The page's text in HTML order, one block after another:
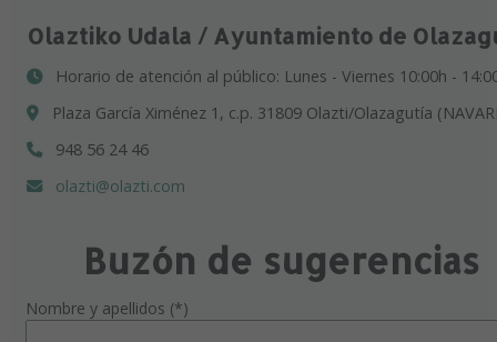
Olaztiko Udala / Ayuntamiento de
Horario de atención al público: Lunes - Viernes 10:00h -
Plaza García Ximénez 1, c.p. 31809 Olazti/Olazagutía
948 56 24 46
olazti@olazti.com
Buzón de sugerencias
Nombre y apellidos (*)